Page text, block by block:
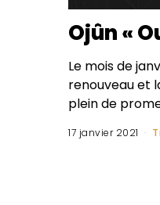
Ojûn «
Le mois de
renouveau et
plein de
17 janvier 2021